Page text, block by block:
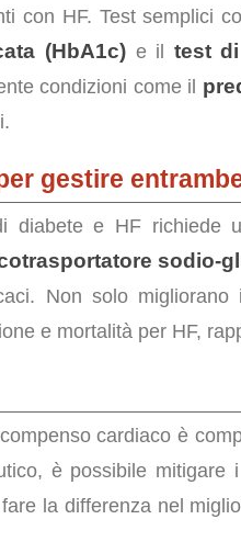
con HF. Test semplici
(HbA1c)e il test
condizioni come il
gestire
diabete e HF richiede
sodio-
Non solo
e mortalità per HF,
cardiaco è
è possibile
la differenza nel